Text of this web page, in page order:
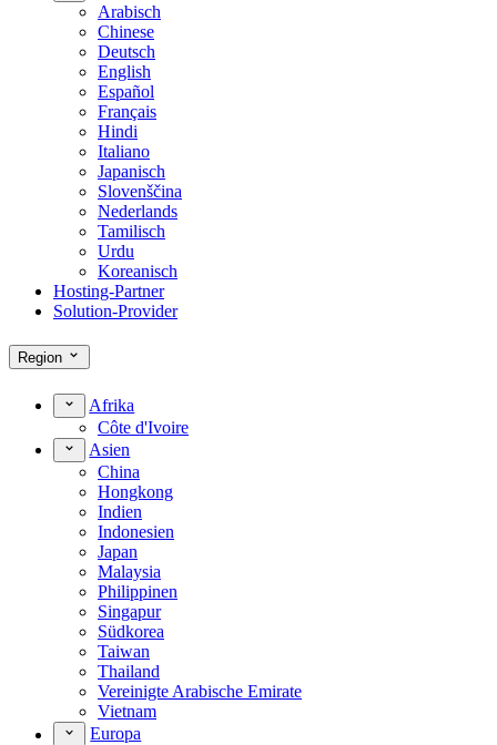
Arabisch
Chinese
Deutsch
English
Español
Français
Hindi
Italiano
Japanisch
Slovenščina
Nederlands
Tamilisch
Urdu
Koreanisch
Hosting-Partner
Solution-Provider
Region
Afrika
Côte d'Ivoire
Asien
China
Hongkong
Indien
Indonesien
Japan
Malaysia
Philippinen
Singapur
Südkorea
Taiwan
Thailand
Vereinigte Arabische Emirate
Vietnam
Europa